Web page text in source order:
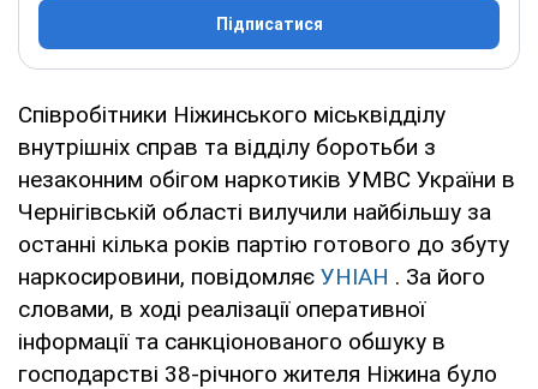
Підписатися
Співробітники Ніжинського міськвідділу
внутрішніх справ та відділу боротьби з
незаконним обігом наркотиків УМВС України в
Чернігівській області вилучили найбільшу за
останні кілька років партію готового до збуту
наркосировини, повідомляє УНІАН . За його
словами, в ході реалізації оперативної
інформації та санкціонованого обшуку в
господарстві 38-річного жителя Ніжина було